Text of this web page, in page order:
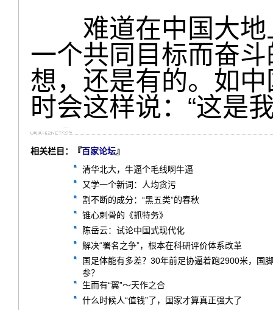
难道在中国大地
一个共同目标而奋
想，还是有的。如
时会这样说：“这是
相关栏目：『百家论坛』
清华北大，牛逼个毛线啊牛逼
又学一个新词：人均贪污
割不断的成分：“黑五类”的春秋
锥心刺骨的《抓特务》
陈岳云：试论中国式现代化
解决“署名之争”，根本在科研评价体系改革
国足体能有多差？30年前足协逼着跑2900米，国
参？
生而有“翼”～天作之合
什么时候人“值钱”了，国家才算真正强大了